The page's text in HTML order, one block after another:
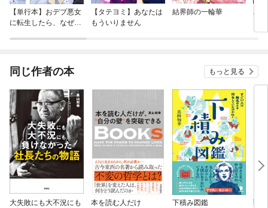
【単行本】おデブ悪女
に転生したら、なぜか
【タテヨミ】あなたは
もういりません
結界師の一輪華
バ
今
同じ作者の本 もっと見る
大失敗にも大不況にも
本を読む人だけ
下積み図鑑
戦